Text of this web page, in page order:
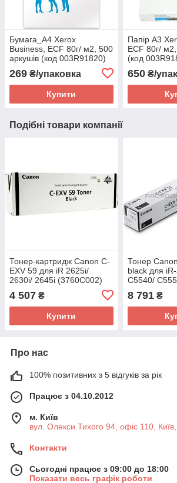
Бумага_A4 Xerox
Business, ECF 80г/ м2, 500
аркушів (код 003R91820)
269 ₴/упаковка
Купити
Папір A3
ECF 80г/
(код
650₴/
Подібні товари компанії
Тонер-картридж Canon C-
EXV 59 для iR 2625i/
2630i/ 2645i (3760C002)
4 507 ₴
Купити
Тонер
black для
C5540/
8 791₴
Про нас
100% позитивних з 5 відгуків за рік
Працює з 04.10.2012
м. Київ
вул. Олекси Тихого 94, офіс 110, Київ,
Контакти
Сьогодні працює з 09:00 до 18:00
Показати весь графік роботи